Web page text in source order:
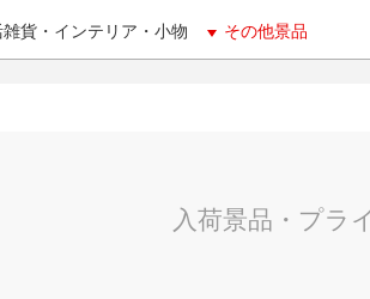
貨・インテリア・小物 その他景品